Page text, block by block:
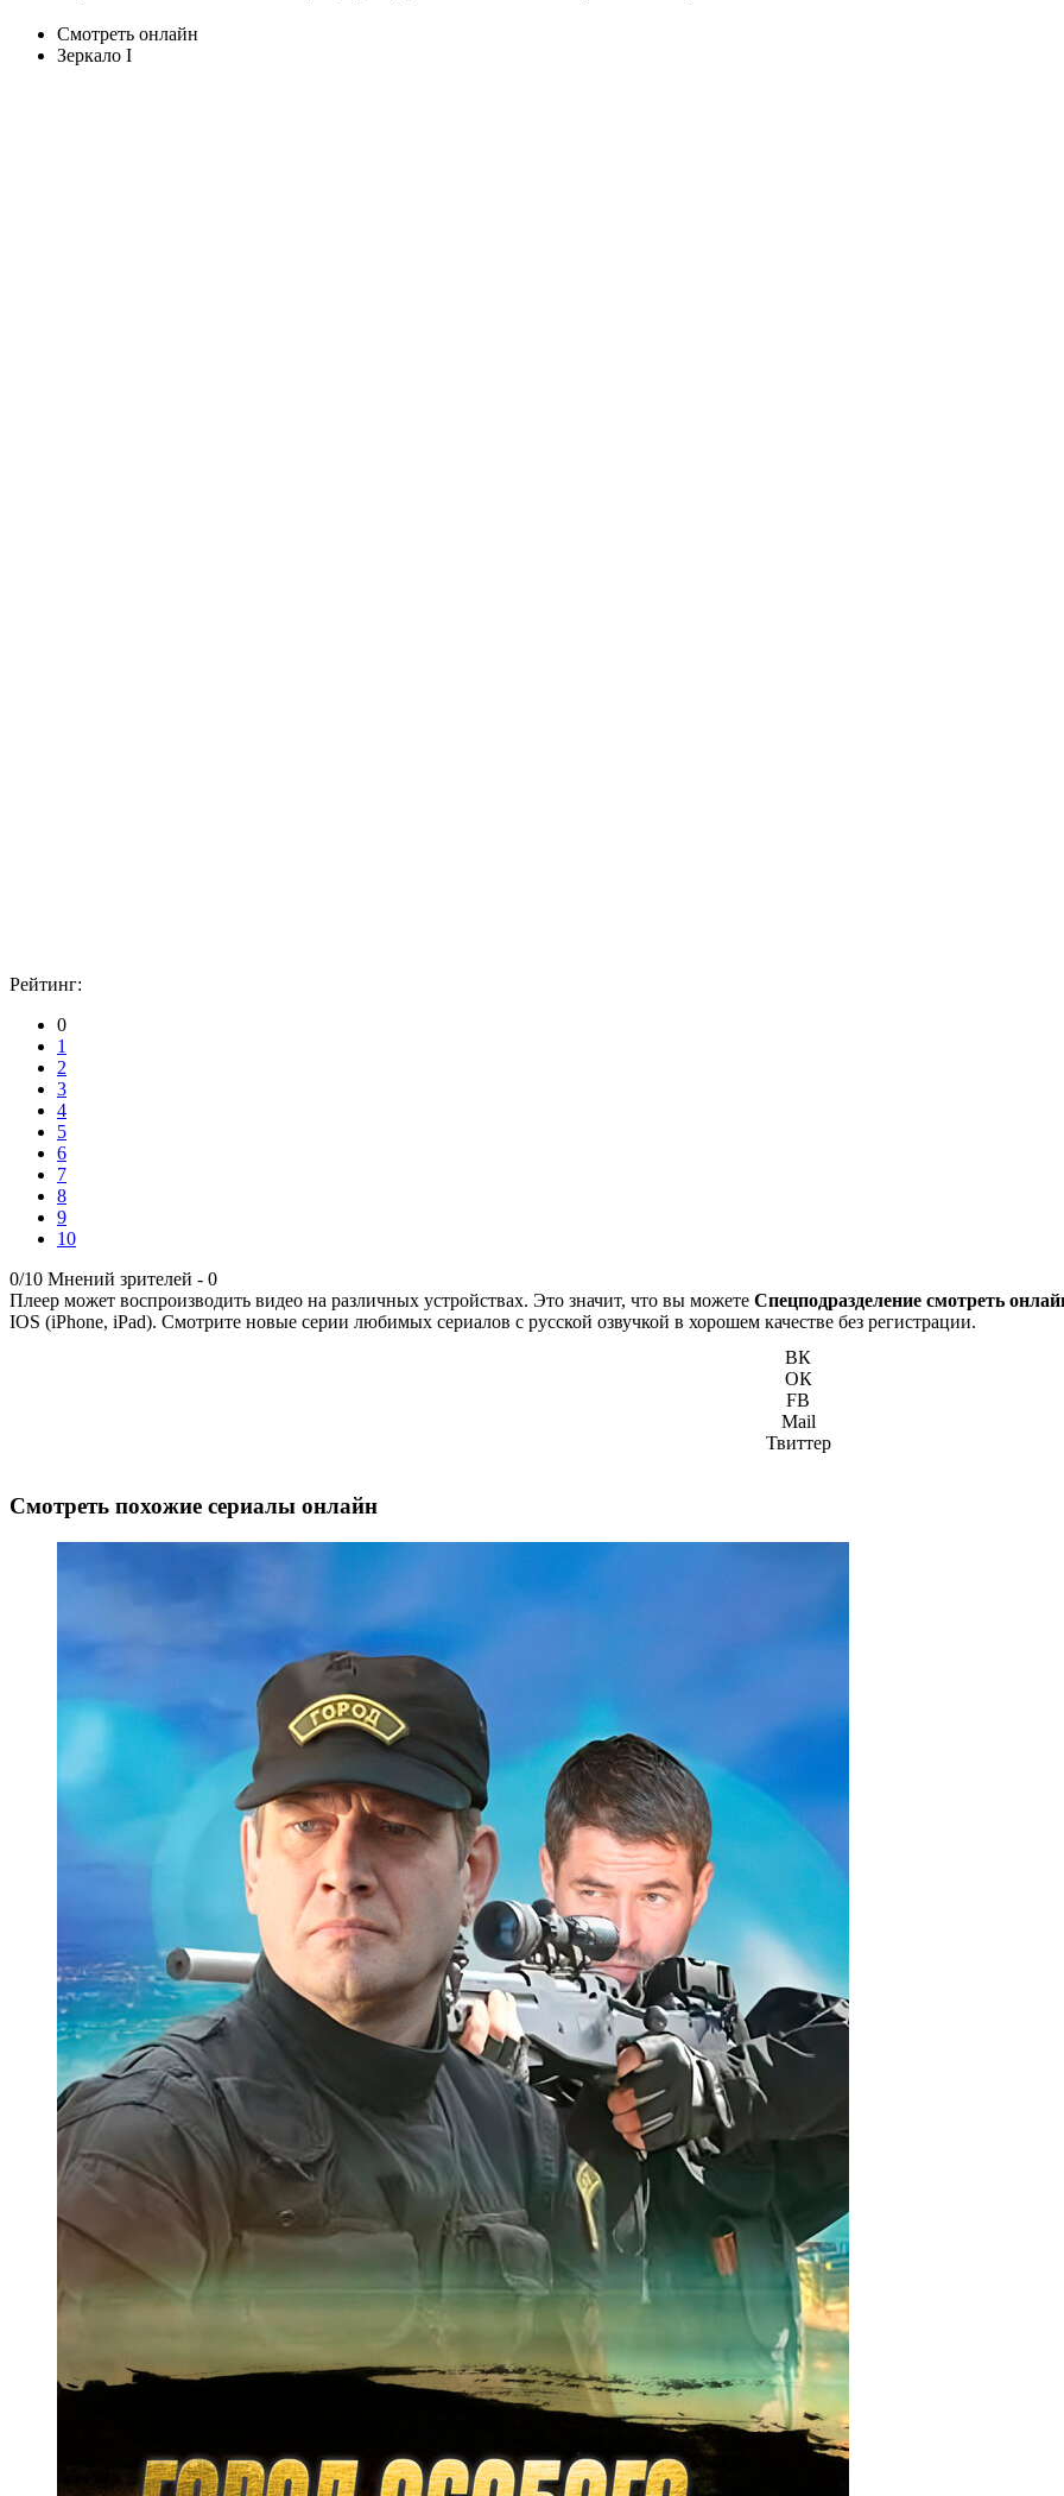
Смотреть онлайн
Зеркало I
Рейтинг:
0
1
2
3
4
5
6
7
8
9
10
0/10 Мнений зрителей - 0
Плеер может воспроизводить видео на различных устройствах. Это значит, что вы можете Спецподразделение смотреть
IOS (iPhone, iPad). Смотрите новые серии любимых сериалов с русской озвучкой в хорошем качестве без регистрации.
ВК
ОК
FB
Mail
Твиттер
Смотреть похожие сериалы онлайн